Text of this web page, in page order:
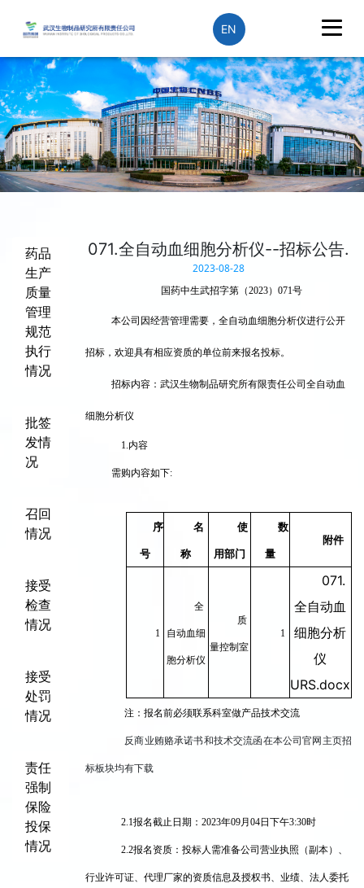
EN
药品
生产
质量
管理
规范
执行
情况
批签
发情
况
召回
情况
接受
检查
情况
接受
处罚
情况
责任
强制
保险
投保
情况
071.全自动血细胞分析仪--招标公告.
2023-08-28
国药中生武招字第（2023）071号
本公司因经营管理需要，全自动血细胞分析仪进行公开
招标，欢迎具有相应资质的单位前来报名投标。
招标内容：武汉生物制品研究所有限责任公司全自动血
细胞分析仪
1.内容
需购内容如下:
序
号
名
称
使
用部门
数
量
附件
1
全
自动血细
胞分析仪
质
量控制室
1
071.
全自动血
细胞分析
仪
URS.docx
注：报名前必须联系科室做产品技术交流
反商业贿赂承诺书和技术交流函在本公司官网主页招
标板块均有下载
2.1报名截止日期：2023年09月04日下午3:30时
2.2报名资质：投标人需准备公司营业执照（副本）、
行业许可证、代理厂家的资质信息及授权书、业绩、法人委托